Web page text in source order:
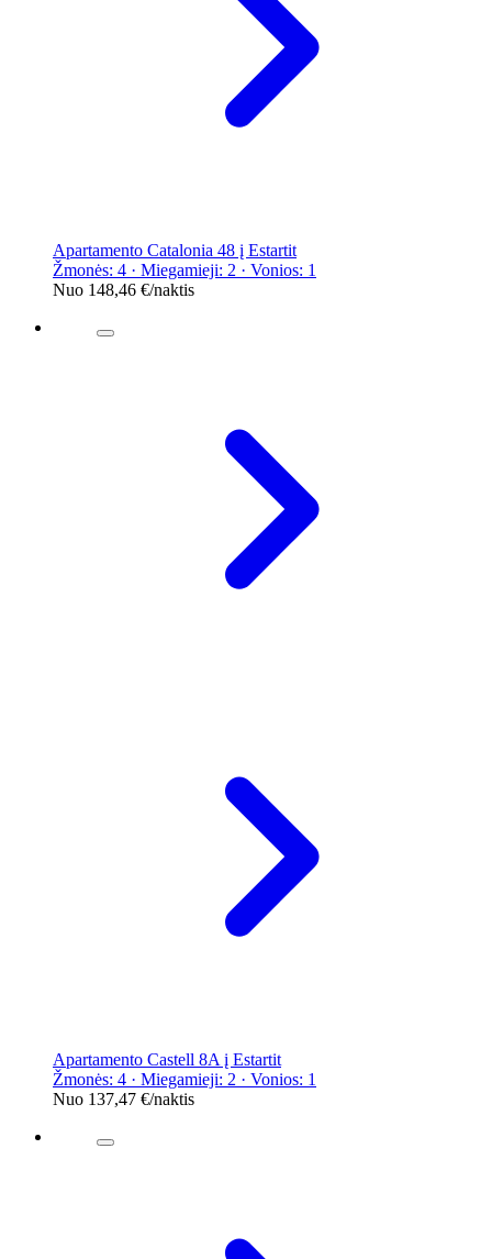
Apartamento Catalonia 48 į Estartit
Žmonės: 4 · Miegamieji: 2 · Vonios: 1
Nuo 148,46 €/naktis
Apartamento Castell 8A į Estartit
Žmonės: 4 · Miegamieji: 2 · Vonios: 1
Nuo 137,47 €/naktis